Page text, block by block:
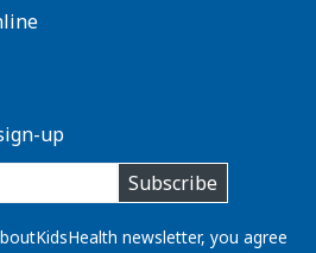
up
Subscribe
newsletter, you agree